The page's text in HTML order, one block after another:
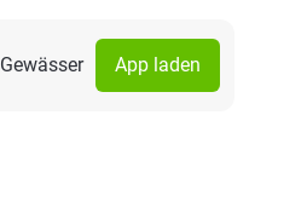
Gewässer App laden